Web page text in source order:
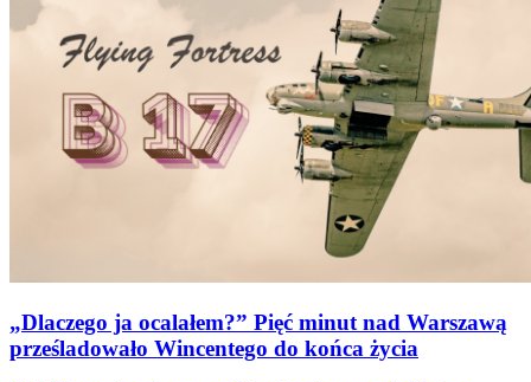
„Dlaczego ja ocalałem?” Pięć minut nad Warszawą
prześladowało Wincentego do końca życia